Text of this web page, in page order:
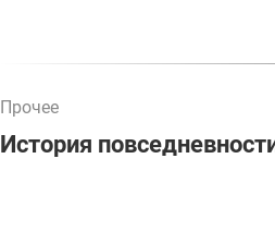
Прочее
История